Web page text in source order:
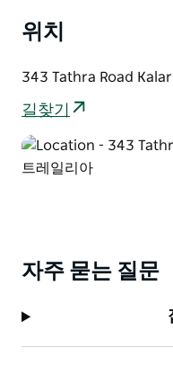
위치
343 Tathra Road
길찾기
자주 묻는 질문